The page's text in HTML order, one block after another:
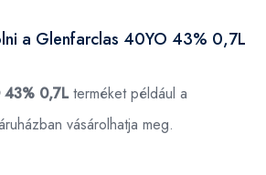
a Glenfarclas 40YO 43% 0,7L
43% 0,7Lterméket például a
vásárolhatja meg.